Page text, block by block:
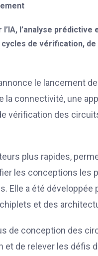
l’analyse
de vérification,
le lancement
connectivité, une
vérification des
plus rapides,
les conceptions les
Elle a été
et des
de conception des
et de relever les défis